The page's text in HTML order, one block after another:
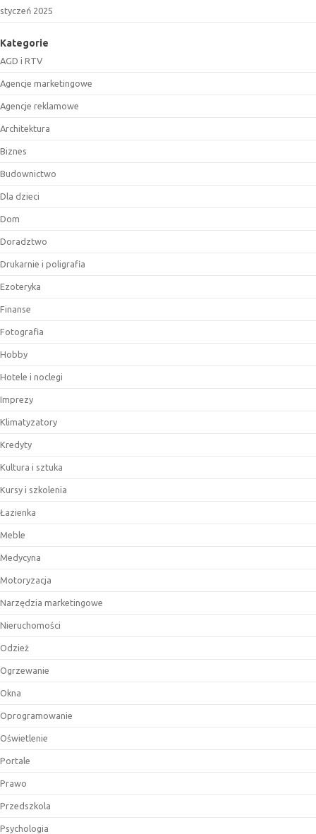
styczeń 2025
Kategorie
AGD i RTV
Agencje marketingowe
Agencje reklamowe
Architektura
Biznes
Budownictwo
Dla dzieci
Dom
Doradztwo
Drukarnie i poligrafia
Ezoteryka
Finanse
Fotografia
Hobby
Hotele i noclegi
Imprezy
Klimatyzatory
Kredyty
Kultura i sztuka
Kursy i szkolenia
Łazienka
Meble
Medycyna
Motoryzacja
Narzędzia marketingowe
Nieruchomości
Odzież
Ogrzewanie
Okna
Oprogramowanie
Oświetlenie
Portale
Prawo
Przedszkola
Psychologia